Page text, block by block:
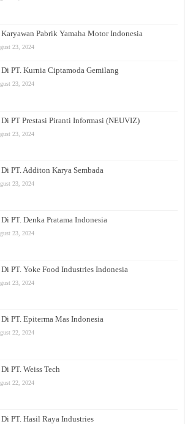
Pabrik Yamaha Motor Indonesia
23, 2024
PT. Kurnia Ciptamoda Gemilang
23, 2024
PT Prestasi Piranti Informasi (NEUVIZ)
23, 2024
PT. Additon Karya Sembada
23, 2024
PT. Denka Pratama Indonesia
23, 2024
PT. Yoke Food Industries Indonesia
23, 2024
PT. Epiterma Mas Indonesia
22, 2024
PT. Weiss Tech
22, 2024
PT. Hasil Raya Industries